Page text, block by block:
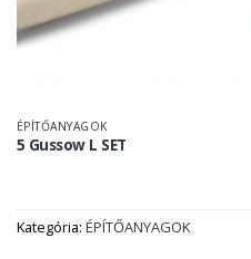
ÉPÍTŐANYAGOK
5 Gussow L SET
Kategória: ÉPÍTŐANYAGOK